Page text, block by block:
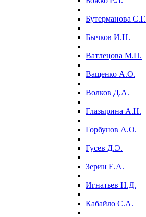
Бутерманова С.Г.
Бычков И.Н.
Ватлецова М.П.
Ващенко А.О.
Волков Д.А.
Глазырина А.Н.
Горбунов А.О.
Гусев Д.Э.
Зерин Е.А.
Игнатьев Н.Д.
Кабайло С.А.